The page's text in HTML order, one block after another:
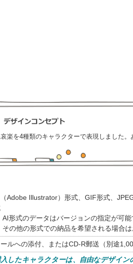
楽を4種類のキャラクターで表現しました
Adobe Illustrator）形式、GIF形式、
形式のデータはバージョンの指定が可能
の他の形式での納品を希望される場合
ールへの添付、またはCD-R郵送（別途
入したキャラクターは、自由なデザイン